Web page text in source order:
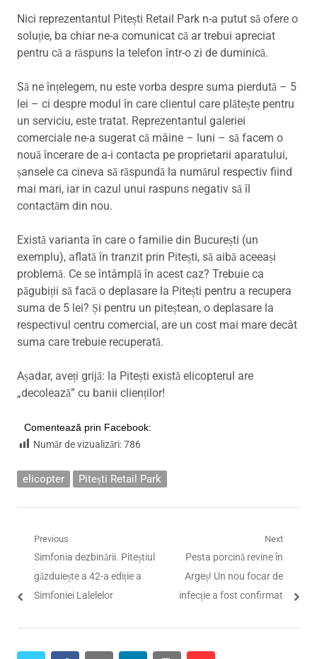
Nici reprezentantul Pitești Retail Park n-a putut să ofere o
soluție, ba chiar ne-a comunicat că ar trebui apreciat
pentru că a răspuns la telefon într-o zi de duminică.
Să ne înțelegem, nu este vorba despre suma pierdută – 5
lei – ci despre modul în care clientul care plătește pentru
un serviciu, este tratat. Reprezentantul galeriei
comerciale ne-a sugerat că mâine – luni – să facem o
nouă încerare de a-i contacta pe proprietarii aparatului,
șansele ca cineva să răspundă la numărul respectiv fiind
mai mari, iar in cazul unui raspuns negativ să îl
contactăm din nou.
Există varianta în care o familie din București (un
exemplu), aflată în tranzit prin Pitești, să aibă aceeași
problemă. Ce se întâmplă în acest caz? Trebuie ca
păgubiții să facă o deplasare la Pitești pentru a recupera
suma de 5 lei? Și pentru un piteștean, o deplasare la
respectivul centru comercial, are un cost mai mare decât
suma care trebuie recuperată.
Așadar, aveți grijă: la Pitești există elicopterul are
„decolează” cu banii clienților!
Comentează prin Facebook:
Număr de vizualizări:786
elicopter Pitești Retail Park
Navigare
articole
Previous
Previous
post:
Simfonia dezbinării. Piteștiul
găzduiește a 42-a ediție a
Simfoniei Lalelelor
Next
Next
post:
Pesta porcină revine în
Argeș! Un nou focar de
infecție a fost confirmat